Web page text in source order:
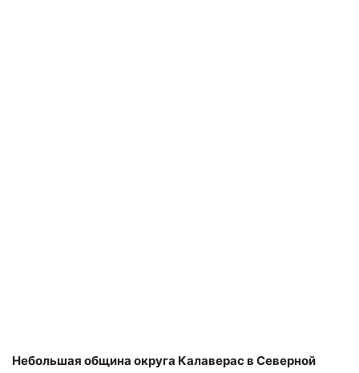
Небольшая община округа Калаверас в Северной